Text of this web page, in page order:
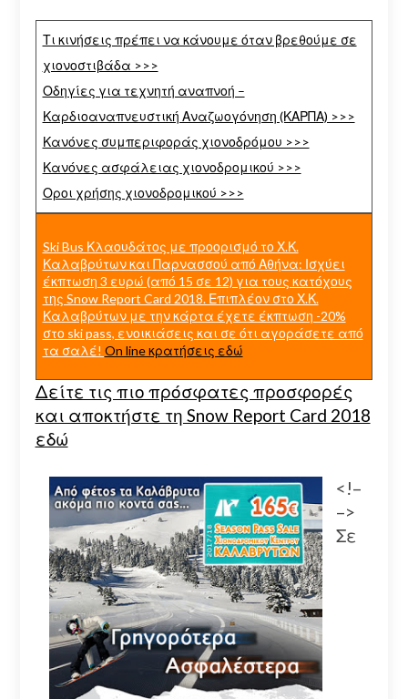
Τι κινήσεις πρέπει να κάνουμε όταν βρεθούμε σε
χιονοστιβάδα >>>
Οδηγίες για τεχνητή αναπνοή –
Καρδιοαναπνευστική Αναζωογόνηση (ΚΑΡΠΑ) >>>
Κανόνες συμπεριφοράς χιονοδρόμου >>>
Κανόνες ασφάλειας χιονοδρομικού >>>
Οροι χρήσης χιονοδρομικού >>>
Ski Bus Κλαουδάτος με προορισμό το Χ.Κ.
Καλαβρύτων και Παρνασσού από Αθήνα: Ισχύει
έκπτωση 3 ευρώ (από 15 σε 12) για τους κατόχους
της Snow Report Card 2018. Επιπλέον στο Χ.Κ.
Καλαβρύτων με την κάρτα έχετε έκπτωση -20%
στο ski pass, ενοικιάσεις και σε ότι αγοράσετε από
τα σαλέ! On line κρατήσεις εδώ
Δείτε τις πιο πρόσφατες προσφορές
και αποκτήστε τη Snow Report Card 2018
εδώ
<!–
–>
Σε